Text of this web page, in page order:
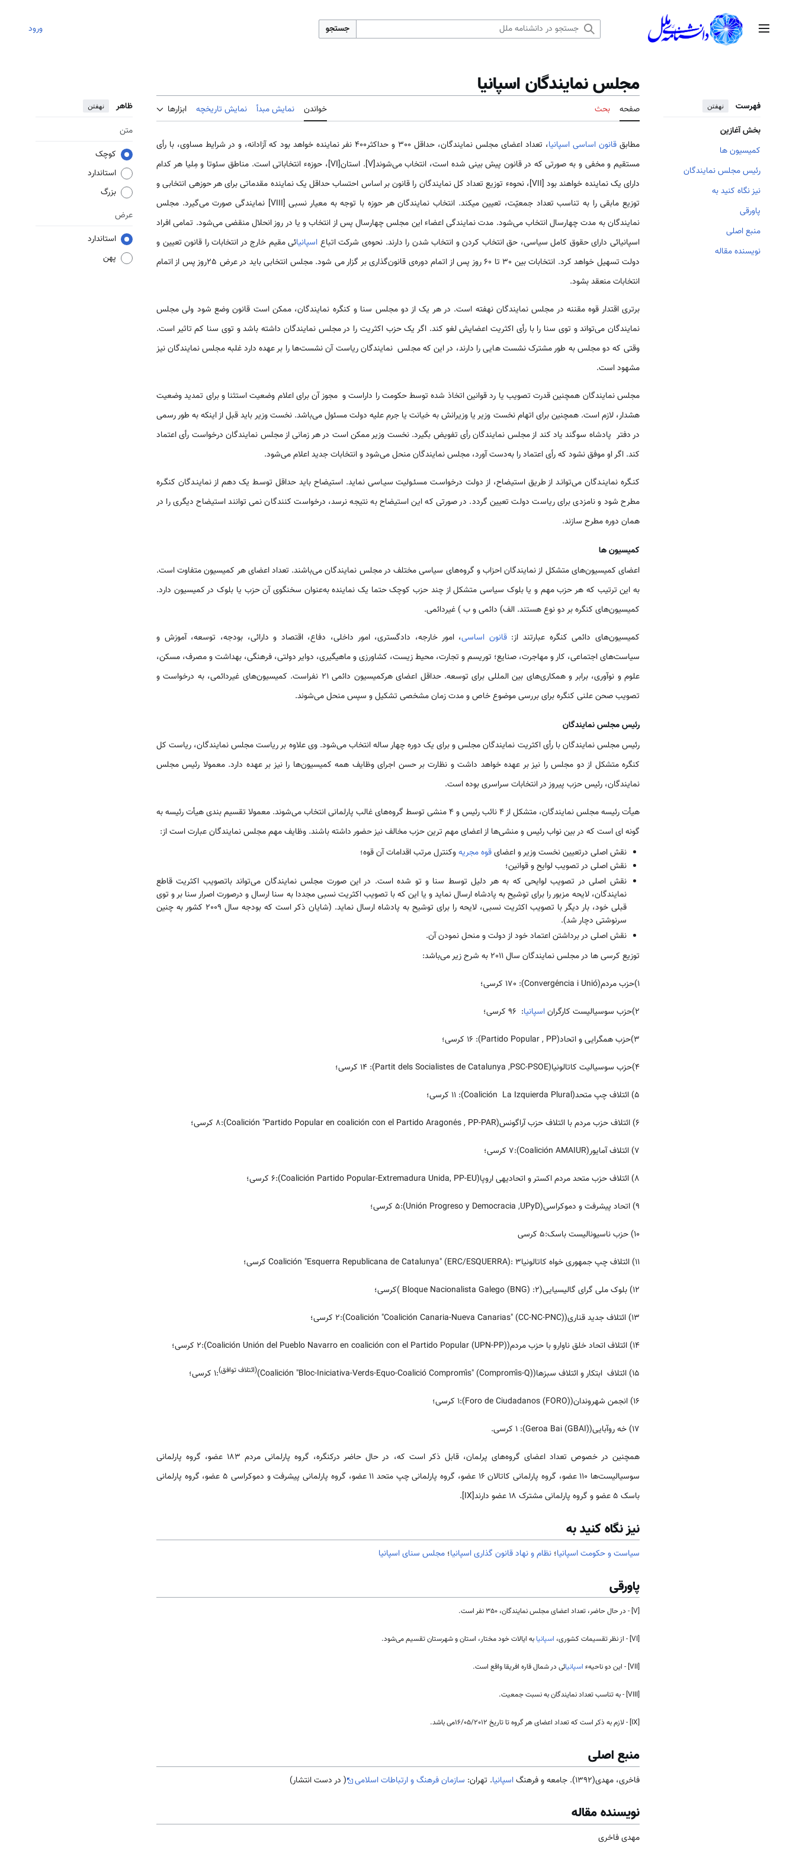
منوی اصلی جستجو ورود
فهرست نهفتن
بخش آغازین
کمیسیون ها
رئیس مجلس نمایندگان
نیز نگاه کنید به
پاورقی
منبع اصلی
نویسنده مقاله
مجلس نمایندگان اسپانیا
صفحه بحث خواندن نمایش مبدأ نمایش تاریخچه ابزارها ظاهر نهفتن
متن
کوچک
استاندارد
بزرگ
عرض
استاندارد
پهن
مطابق قانون اساسی اسپانیا
، تعداد اعضای مجلس نمایندگان، حداقل ٣٠٠ و حداکثر400 نفر نماینده خواهد بود که آزادانه، و در شرایط مساوی، با رأی
مستقیم و مخفی و به صورتی که در قانون پیش بینی شده است، انتخاب می‌شوند[V]. استان[VI]، حوزهء انتخاباتی است. مناطق سئوتا و مِلیا هر کدام
دارای یک نماینده خواهند بود [VII]، نحوهء توزیع تعداد کل نمایندگان را قانون بر اساس احتساب حداقل یک نماینده مقدماتی برای هر حوزه­ی انتخابی و
توزیع مابقی را به تناسب تعداد جمعیّت، تعیین میکند. انتخاب نمایندگان هر حوزه با توجه به معیار نسبی [VIII] نمایندگی صورت می‌گیرد. مجلس
نمایندگان به مدت چهارسال انتخاب می‌شود. مدت نمایندگی اعضاء این مجلس چهارسال پس از انتخاب و یا در روز انحلال منقضی می‌شود. تمامی افراد
اسپانیائی دارای حقوق کامل سیاسی، حق انتخاب کردن و انتخاب شدن را دارند. نحوه­‌ی شرکت اتباع اسپانیائی مقیم خارج در انتخابات را قانون تعیین و
دولت تسهیل خواهد کرد. انتخابات بین ٣٠ تا ۶٠ روز پس از اتمام دوره­‌ی قانون‌گذاری بر گزار می شود. مجلس انتخابی باید در عرض ٢۵روز پس از اتمام
انتخابات منعقد بشود.
برتری اقتدار قوه مقننه در مجلس نمایندگان نهفته است. در هر یک از دو مجلس سنا و کنگره نمایندگان، ممکن است قانون وضع شود ولی مجلس
نمایندگان می‌تواند و توی سنا را با رأی اکثریت اعضایش لغو کند. اگر یک حزب اکثریت را در مجلس نمایندگان داشته باشد و توی سنا کم تاثیر است.
وقتی که دو مجلس به طور مشترک نشست هایی را دارند، در این که مجلس نمایندگان ریاست آن نشست‌ها را بر عهده دارد غلبه مجلس نمایندگان نیز
مشهود است.
مجلس نمایندگان همچنین قدرت تصویب یا رد قوانین اتخاذ شده توسط حکومت را داراست و مجوز آن برای اعلام وضعیت استثنا و برای تمدید وضعیت
هشدار، لازم است. همچنین برای اتهام نخست وزیر یا وزیرانش به خیانت یا جرم علیه دولت مسئول می‌باشد. نخست وزیر باید قبل از اینکه به طور رسمی
در دفتر پادشاه سوگند یاد کند از مجلس نمایندگان رأی تفویض بگیرد. نخست وزیر ممکن است در هر زمانی از مجلس نمایندگان درخواست رأی اعتماد
کند. اگر او موفق نشود که رأی اعتماد را به‌دست آورد، مجلس نمایندگان منحل می‌شود و انتخابات جدید اعلام می‌شود.
کنـگره نماینـدگان می‌توانـد از طریق استیضاح، از دولت درخواسـت مسئـولیت سیـاسی نماید. استیضاح باید حداقل توسـط یک دهم از نماینـدگان کنگـره
مطرح شود و نامزدی برای ریاست دولت تعیین گردد. در صورتی که این استیضاح به نتیجه نرسد، درخواست کنندگان نمی توانند استیضاح دیگری را در
همان دوره مطرح سازند.
کمیسیون ها
اعضای کمیسیون‌های متشکل از نمایندگان احزاب و گروه‌های سیاسی مختلف در مجلس نمایندگان می‌باشند. تعداد اعضای هر کمیسیون متفاوت است.
به این ترتیب که هر حزب مهم و یا بلوک سیاسی متشکل از چند حزب کوچک حتما یک نماینده به‌عنوان سخنگوی آن حزب یا بلوک در کمیسیون دارد.
کمیسیون‌های کنگره بر دو نوع هستند. الف) دائمی و ب ) غیردائمی.
کمیسیون‌های دائمی کنگره عبارتند از:قانون اساسی، امور خارجه، دادگستری، امور داخلی، دفاع، اقتصاد و دارائی، بودجه، توسعه، آموزش و
سیاست‌های اجتماعی، کار و مهاجرت، صنایع؛ توریسم و تجارت، محیط زیست، کشاورزی و ماهیگیری، دوایر دولتی، فرهنگی، بهداشت و مصرف، مسکن،
علوم و نوآوری، برابر و همکاری‌های بین المللی برای توسعه. حداقل اعضای هرکمیسیون دائمی 21 نفراست. کمیسیون‌های غیردائمی، به درخواست و
تصویب صحن علنی کنگره برای بررسی موضوع خاص و مدت زمان مشخصی تشکیل و سپس منحل می‌شوند.
رئیس مجلس نمایندگان
رئیس مجلس نمایندگان با رأی اکثریت نمایندگان مجلس و برای یک دوره چهار ساله انتخاب می‌شود. وی علاوه بر ریاست مجلس نمایندگان، ریاست کل
کنگره متشکل از دو مجلس را نیز بر عهده خواهد داشت و نظارت بر حسن اجرای وظایف همه کمیسیون‌ها را نیز بر عهده دارد. معمولا رئیس مجلس
نمایندگان، رئیس حزب پیروز در انتخابات سراسری بوده است.
هیأت رئیسه مجلس نمایندگان، متشکل از 4 نائب رئیس و 4 منشی توسط گروه‌های غالب پارلمانی انتخاب می‌شوند. معمولا تقسیم بندی هیأت رئیسه به
گونه ای است که در بین نواب رئیس و منشی‌ها از اعضای مهم ترین حزب مخالف نیز حضور داشته باشند. وظایف مهم مجلس نمایندگان عبارت است از:
نقش اصلی درتعیین نخست وزیر و اعضایقوه مجریهوکنترل مرتب اقدامات آن قوه؛
نقش اصلی در تصویب لوایح و قوانین؛
نقش اصلی در تصویب لوایحی که به هر دلیل توسط سنا و تو شده است. در این صورت مجلس نمایندگان می‌تواند باتصویب اکثریت قاطع
نمایندگان، لایحه مزبور را برای توشیح به پادشاه ارسال نماید و یا این که با تصویب اکثریت نسبی مجددا به سنا ارسال و درصورت اصرار سنا بر و توی
قبلی خود، بار دیگر با تصویب اکثریت نسبی، لایحه را برای توشیح به پادشاه ارسال نماید. (شایان ذکر است که بودجه سال 2009 کشور به چنین
سرنوشتی دچار شد).
نقش اصلی در برداشتن اعتماد خود از دولت و منحل نمودن آن.
توزیع کرسی ها در مجلس نمایندگان سال 2011 به شرح زیر می‌باشد:
1)حزب مردم(Convergéncia i Unió): 170 کرسی؛
2)حزب سوسیالیست کارگران اسپانیا: 96 کرسی؛
3)حزب همگرایی و اتحاد(Partido Popular , PP): 16 کرسی؛
4)حزب سوسیالیت کاتالونیا(Partit dels Socialistes de Catalunya ,PSC-PSOE): 14 کرسی؛
5) ائتلاف چپ متحد(Coalición La Izquierda Plural): 11 کرسی؛
6) ائتلاف حزب مردم با ائتلاف حزب آراگونس(Coalición "Partido Popular en coalición con el Partido Aragonés , PP-PAR):8 کرسی؛
7) ائتلاف آمایور(Coalición AMAIUR):7 کرسی؛
8) ائتلاف حزب متحد مردم اکستر و اتحادیه­ی اروپا(Coalición Partido Popular-Extremadura Unida, PP-EU):6 کرسی؛
9) اتحاد پیشرفت و دموکراسی(Unión Progreso y Democracia ,UPyD):5 کرسی؛
10) حزب ناسیونالیست باسک:5 کرسی
11) ائتلاف چپ جمهوری خواه کاتالونیاCoalición "Esquerra Republicana de Catalunya" (ERC/ESQUERRA): 3 کرسی؛
12) بلوک ملی گرای گالیسیایی(Bloque Nacionalista Galego (BNG) :2 )کرسی؛
13) ائتلاف جدید قناری(Coalición "Coalición Canaria-Nueva Canarias" (CC-NC-PNC)):2 کرسی؛
14) ائتلاف اتحاد خلق ناوارو با حزب مردم(Coalición Unión del Pueblo Navarro en coalición con el Partido Popular (UPN-PP)):2 کرسی؛
15) ائتلاف ابتکار و ائتلاف سبزها(Coalición "Bloc-Iniciativa-Verds-Equo-Coalició Compromís" (Compromís-Q)) (ائتلاف توافق):1 کرسی؛
16) انجمن شهروندان(Foro de Ciudadanos (FORO)):1 کرسی؛
17) خه روآبایی(Geroa Bai (GBAI)): 1 کرسی.
همچنین در خصوص تعداد اعضای گروه‌های پرلمان، قابل ذکر است که، در حال حاضر درکنگره، گروه پارلمانی مردم 183 عضو، گروه پارلمانی
سوسیالیست‌‎ها 110 عضو، گروه پارلمانی کاتالان 16 عضو، گروه پارلمانی چپ متحد 11 عضو، گروه پارلمانی پیشرفت و دموکراسی 5 عضو، گروه پارلمانی
باسک 5 عضو و گروه پارلمانی مشترک 18 عضو دارند[IX].
نیز نگاه کنید به
سیاست و حکومت اسپانیا؛ نظام و نهاد قانون گذاری اسپانیا؛ مجلس سنای اسپانیا
پاورقی
[V] - در حال حاضر، تعداد اعضای مجلس نمایندگان، ٣۵٠ نفر است.
[VI] - از نظر تقسیمات کشوری، اسپانیابه ایالات خود مختار، استان و شهرستان تقسیم می‌شود.
[VII] - این دو ناحیهء اسپانیائی در شمال قاره افریقا واقع است.
[VIII] - به تناسب تعداد نمایندگان به نسبت جمعیت.
[IX] - لازم به ذکر است که تعداد اعضای هر گروه تا تاریخ 16/05/2012می باشد.
منبع اصلی
فاخری، مهدی(1392). جامعه و فرهنگ اسپانیا. تهران: سازمان فرهنگ و ارتباطات اسلامی ( در دست انتشار)
نویسنده مقاله
مهدی فاخری